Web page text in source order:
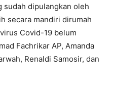
sudah dipulangkan oleh
secara mandiri dirumah
Covid-19 belum
Fachrikar AP, Amanda
Renaldi Samosir, dan